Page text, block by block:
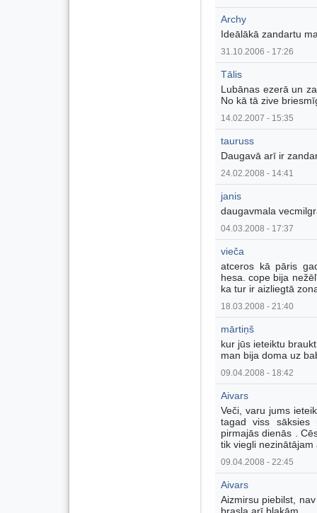
Archy
Ideālākā zandartu
31.10.2006 - 17:26
Tālis
Lubānas ezerā un
No kā tā zive
14.02.2007 - 15:35
tauruss
Daugavā arī ir
24.02.2008 - 14:41
janis
daugavmala
04.03.2008 - 17:37
vieča
atceros kā pāris
hesa. cope bija
ka tur ir aizliegtā
18.03.2008 - 21:40
mārtiņš
kur jūs ieteiktu
man bija doma uz
09.04.2008 - 18:42
Aivars
Veči, varu jums
tagad viss
pirmajās dienās .
tik viegli nezinātājam
09.04.2008 - 22:45
Aivars
Aizmirsu piebilst,